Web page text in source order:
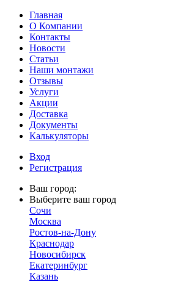
Главная
О Компании
Контакты
Новости
Статьи
Наши монтажи
Отзывы
Услуги
Акции
Доставка
Документы
Калькуляторы
Вход
Регистрация
Ваш город:
Выберите ваш город
Сочи
Москва
Ростов-на-Дону
Краснодар
Новосибирск
Екатеринбург
Казань